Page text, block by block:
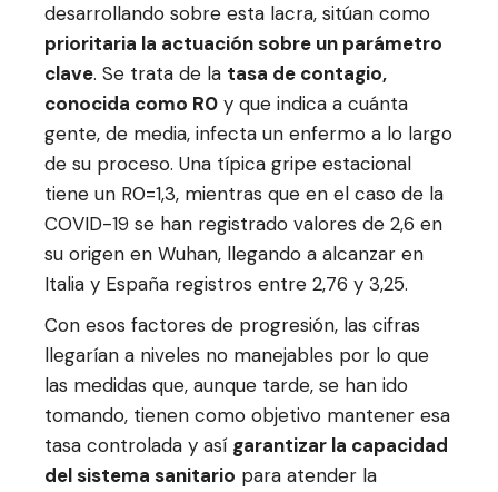
desarrollando sobre esta lacra, sitúan como
prioritaria la actuación sobre un parámetro
clave. Se trata de la tasa de contagio,
conocida como R0 y que indica a cuánta
gente, de media, infecta un enfermo a lo largo
de su proceso. Una típica gripe estacional
tiene un R0=1,3, mientras que en el caso de la
COVID-19 se han registrado valores de 2,6 en
su origen en Wuhan, llegando a alcanzar en
Italia y España registros entre 2,76 y 3,25.
Con esos factores de progresión, las cifras
llegarían a niveles no manejables por lo que
las medidas que, aunque tarde, se han ido
tomando, tienen como objetivo mantener esa
tasa controlada y así garantizar la capacidad
del sistema sanitario para atender la